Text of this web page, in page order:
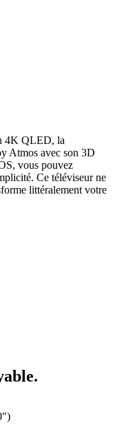
4K QLED, la
Atmos avec son 3D
vous pouvez
Ce téléviseur ne
littéralement votre